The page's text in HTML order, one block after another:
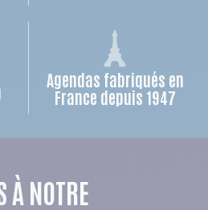
Agendas fabriqués en
France depuis 1947
À NOTRE